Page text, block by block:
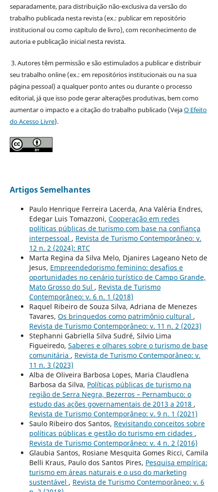
separadamente, para distribuição não-exclusiva da versão do
trabalho publicada nesta revista (ex.: publicar em repositório
institucional ou como capítulo de livro), com reconhecimento de
autoria e publicação inicial nesta revista.
3. Autores têm permissão e são estimulados a publicar e distribuir
seu trabalho online (ex.: em repositórios institucionais ou na sua
página pessoal) a qualquer ponto antes ou durante o processo
editorial, já que isso pode gerar alterações produtivas, bem como
aumentar o impacto e a citação do trabalho publicado (VejaO Efeito
do Acesso Livre).
Artigos Semelhantes
Paulo Henrique Ferreira Lacerda, Ana Valéria Endres,
Edegar Luis Tomazzoni, Cooperação em redes
políticas públicas de turismo com base na confiança
interpessoal , Revista de Turismo Contemporâneo: v.
12 n. 2 (2024): RTC
Marta Regina da Silva Melo, Djanires Lageano Neto de
Jesus, Empreendedorismo feminino: desafios e
oportunidades no cenário turístico de Campo Grande,
Mato Grosso do Sul , Revista de Turismo
Contemporâneo: v. 6 n. 1 (2018)
Raquel Ribeiro de Souza Silva, Adriana de Menezes
Tavares, Os brinquedos como patrimônio cultural ,
Revista de Turismo Contemporâneo: v. 11 n. 2 (2023)
Stephanni Gabriella Silva Sudré, Silvio Lima
Figueiredo, Saberes e olhares sobre o turismo de base
comunitária , Revista de Turismo Contemporâneo: v.
11 n. 3 (2023)
Alba de Oliveira Barbosa Lopes, Maria Claudlena
Barbosa da Silva, Políticas públicas de turismo na
região de Serra Negra, Bezerros – Pernambuco: o
estudo das ações governamentais de 2013 a 2018 ,
Revista de Turismo Contemporâneo: v. 9 n. 1 (2021)
Saulo Ribeiro dos Santos, Revisitando conceitos sobre
políticas públicas e gestão do turismo em cidades ,
Revista de Turismo Contemporâneo: v. 4 n. 2 (2016)
Glaubia Santos, Rosiane Mesquita Gomes Ricci, Camila
Belli Kraus, Paulo dos Santos Pires, Pesquisa empírica:
turismo em áreas naturais e o uso do marketing
sustentável , Revista de Turismo Contemporâneo: v. 6